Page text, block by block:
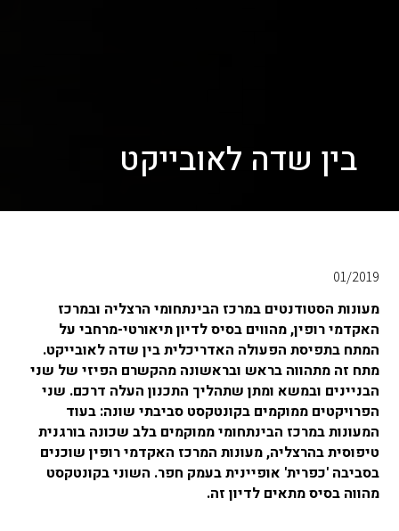
בין שדה לאובייקט
01/2019
מעונות הסטודנטים במרכז הבינתחומי הרצליה ובמרכז
האקדמי רופין, מהווים בסיס לדיון תיאורטי-מרחבי על
המתח בתפיסת הפעולה האדריכלית בין שדה לאובייקט.
מתח זה מתהווה בראש ובראשונה מהקשרם הפיזי של שני
הבניינים ובמשא ומתן שתהליך התכנון העלה דרכם. שני
הפרויקטים ממוקמים בקונטקסט סביבתי שונה: בעוד
המעונות במרכז הבינתחומי ממוקמים בלב שכונה בורגנית
טיפוסית בהרצליה, מעונות המרכז האקדמי רופין שוכנים
בסביבה 'כפרית' אופיינית בעמק חפר. השוני בקונטקסט
מהווה בסיס מתאים לדיון זה.